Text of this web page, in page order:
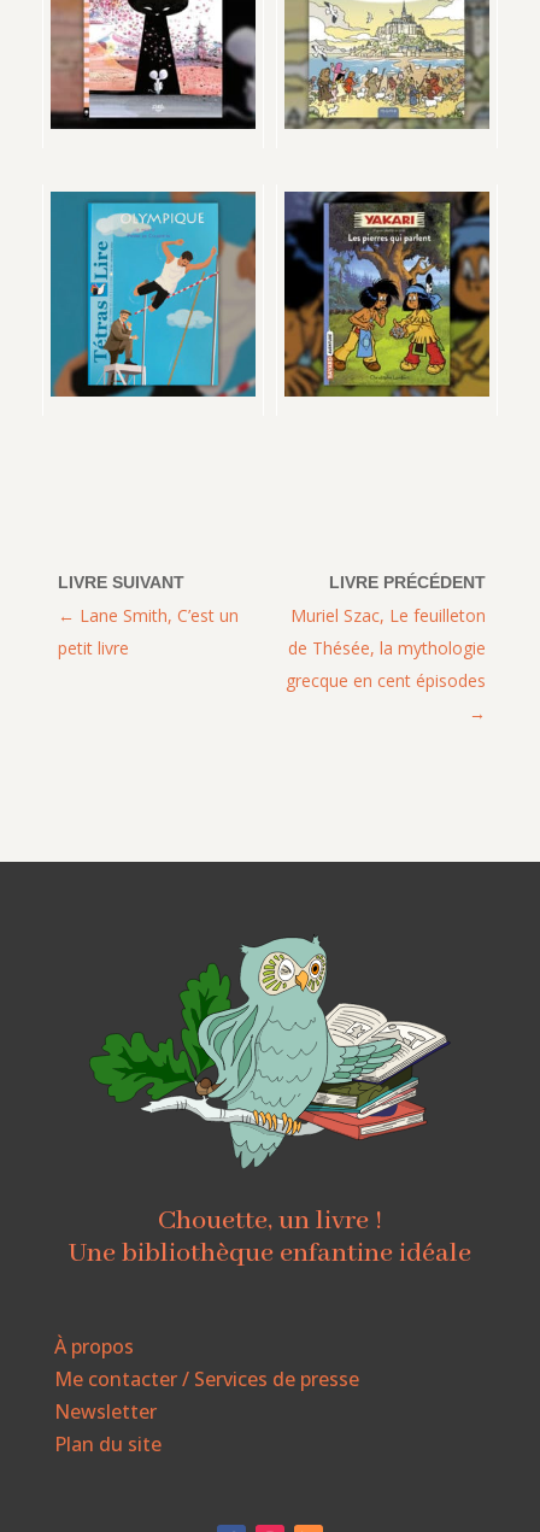
Muriel Szac, Le feuilleton
de Thésée, la mythologie
grecque en cent épisodes
Lane Smith, C’est un
petit livre
Chouette, un livre !
Une bibliothèque enfantine idéale
À propos
Me contacter / Services de presse
Newsletter
Plan du site